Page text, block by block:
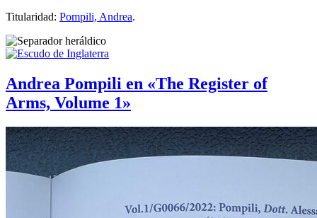
Titularidad: Pompili, Andrea.
Andrea Pompili en «The Register of
Arms, Volume 1»